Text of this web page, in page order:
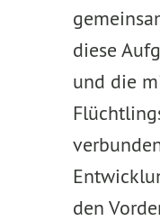
diese
und die
den